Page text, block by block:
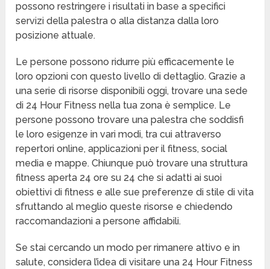
possono restringere i risultati in base a specifici
servizi della palestra o alla distanza dalla loro
posizione attuale.
Le persone possono ridurre più efficacemente le
loro opzioni con questo livello di dettaglio. Grazie a
una serie di risorse disponibili oggi, trovare una sede
di 24 Hour Fitness nella tua zona è semplice. Le
persone possono trovare una palestra che soddisfi
le loro esigenze in vari modi, tra cui attraverso
repertori online, applicazioni per il fitness, social
media e mappe. Chiunque può trovare una struttura
fitness aperta 24 ore su 24 che si adatti ai suoi
obiettivi di fitness e alle sue preferenze di stile di vita
sfruttando al meglio queste risorse e chiedendo
raccomandazioni a persone affidabili.
Se stai cercando un modo per rimanere attivo e in
salute, considera l’idea di visitare una 24 Hour Fitness